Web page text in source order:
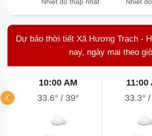
Dự báo thời tiết Xã Hương Trạch -
nay, ngày mai theo
10:00 AM
33.6°/ 39°
11:00
33.3° /